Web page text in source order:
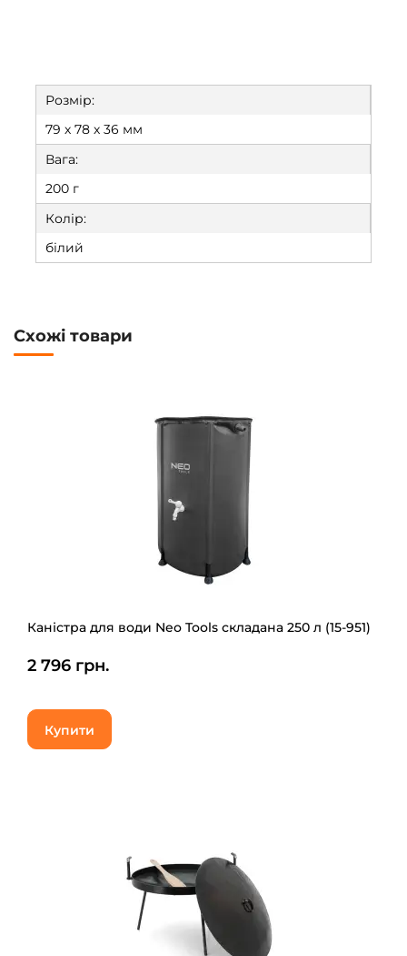
Розмір:
79 х 78 х 36 мм
Вага:
200 г
Колір:
білий
Схожі товари
Каністра для води Neo Tools складана 250 л (15-951)
2 796 грн.
Купити